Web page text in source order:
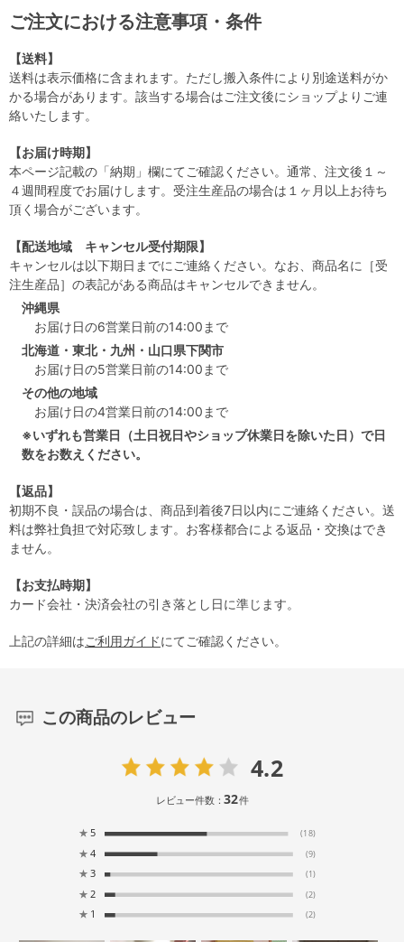
ご注文における注意事項・条件
【送料】
送料は表示価格に含まれます。ただし搬入条件により別途送料がか
かる場合があります。該当する場合はご注文後にショップよりご連
絡いたします。
【お届け時期】
本ページ記載の「納期」欄にてご確認ください。通常、注文後１～
４週間程度でお届けします。受注生産品の場合は１ヶ月以上お待ち
頂く場合がございます。
【配送地域 キャンセル受付期限】
キャンセルは以下期日までにご連絡ください。なお、商品名に［受
注生産品］の表記がある商品はキャンセルできません。
沖縄県
お届け日の6営業日前の14:00まで
北海道・東北・九州・山口県下関市
お届け日の5営業日前の14:00まで
その他の地域
お届け日の4営業日前の14:00まで
※いずれも営業日（土日祝日やショップ休業日を除いた日）で日
数をお数えください。
【返品】
初期不良・誤品の場合は、商品到着後7日以内にご連絡ください。送
料は弊社負担で対応致します。お客様都合による返品・交換はでき
ません。
【お支払時期】
カード会社・決済会社の引き落とし日に準じます。
上記の詳細はご利用ガイドにてご確認ください。
この商品のレビュー
4.2
レビュー件数：32件
★ 5 (18)
★ 4 (9)
★ 3 (1)
★ 2 (2)
★ 1 (2)